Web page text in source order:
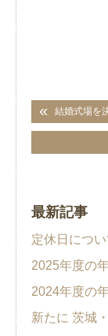
結婚式場を
最新記事
定休日につい
2025年度の
2024年度の
新たに 茨城